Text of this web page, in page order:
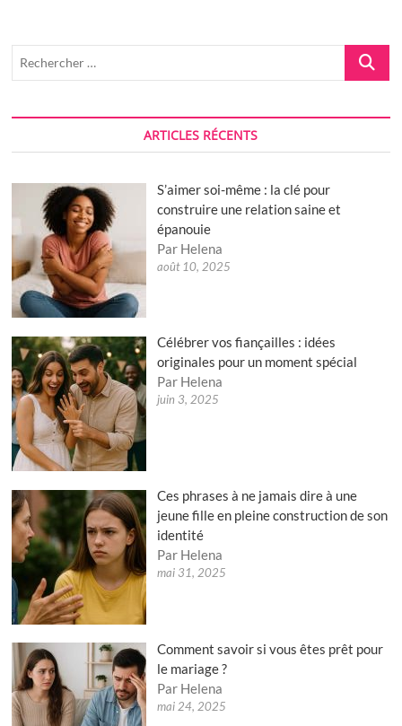
adaptation
remarquable
ARTICLES RÉCENTS
S’aimer soi-même : la clé pour
construire une relation saine et
épanouie
Par Helena
août 10, 2025
Célébrer vos fiançailles : idées
originales pour un moment spécial
Par Helena
juin 3, 2025
Ces phrases à ne jamais dire à une
jeune fille en pleine construction de son
identité
Par Helena
mai 31, 2025
Comment savoir si vous êtes prêt pour
le mariage ?
Par Helena
mai 24, 2025